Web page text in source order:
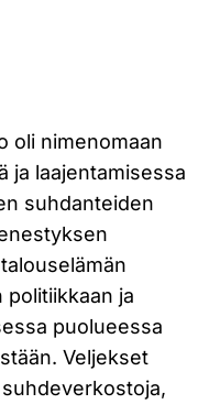
oli nimenomaan
ja laajentamisessa
suhdanteiden
ja
puolueessa
Veljekset